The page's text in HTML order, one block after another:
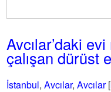
Avcılar’daki
çalışan dürüst
İstanbul,Avcılar,Avcılar[